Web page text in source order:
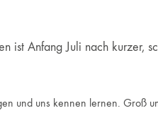
ist Anfang Juli nach kurzer,
und uns kennen lernen. Groß